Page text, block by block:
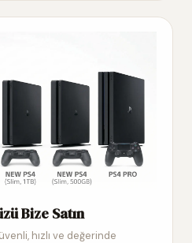
Bize Satın
hızlı ve değerinde